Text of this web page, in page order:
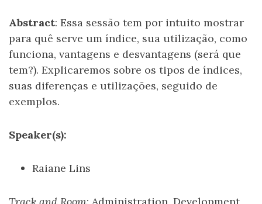
Abstract: Essa sessão tem por intuito mostrar
para quê serve um índice, sua utilização, como
funciona, vantagens e desvantagens (será que
tem?). Explicaremos sobre os tipos de índices,
suas diferenças e utilizações, seguido de
exemplos.
Speaker(s):
Raiane Lins